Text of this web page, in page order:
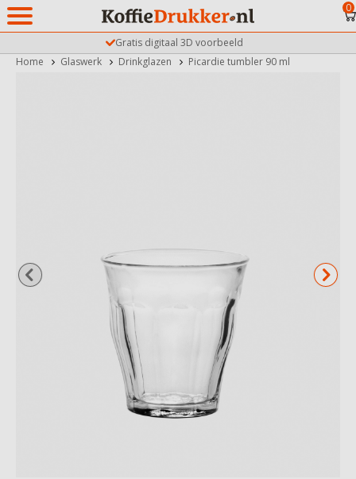
Gratis digitaal 3D voorbeeld
0
Home Glaswerk Drinkglazen Picardie tumbler 90 ml